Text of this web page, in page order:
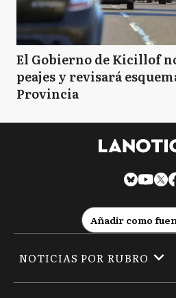
El Gobierno de Kicillof
peajes y revisará
Provincia
Añadir como
NOTICIAS POR RUBRO